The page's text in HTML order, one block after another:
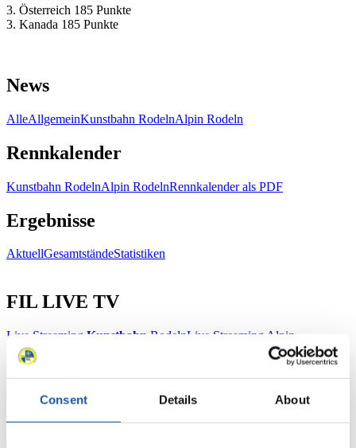
Consent Details About
3. Österreich 185 Punkte
3. Kanada 185 Punkte
News
AlleAllgemeinKunstbahn RodelnAlpin Rodeln
Rennkalender
Kunstbahn RodelnAlpin RodelnRennkalender als PDF
Ergebnisse
AktuellGesamtständeStatistiken
FIL LIVE TV
Live Streaming Kunstbahn RodelnLive Streaming Alpin
Rodeln
Ergebnis-Live-Ticker Kunstbahn
Tippspiel
Naturbahn